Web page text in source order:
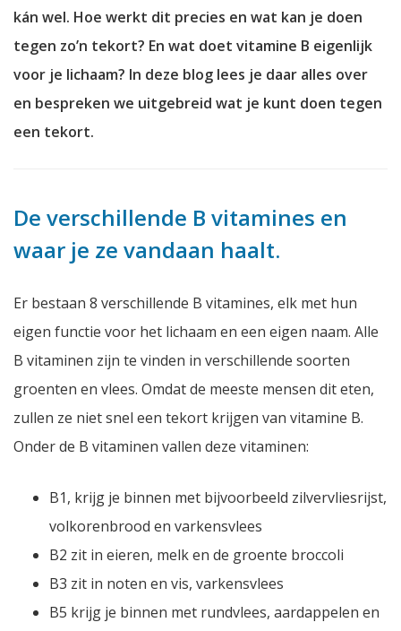
kán wel. Hoe werkt dit precies en wat kan je doen
tegen zo’n tekort? En wat doet vitamine B eigenlijk
voor je lichaam? In deze blog lees je daar alles over
en bespreken we uitgebreid wat je kunt doen tegen
een tekort.
De verschillende B vitamines en
waar je ze vandaan haalt.
Er bestaan 8 verschillende B vitamines, elk met hun
eigen functie voor het lichaam en een eigen naam. Alle
B vitaminen zijn te vinden in verschillende soorten
groenten en vlees. Omdat de meeste mensen dit eten,
zullen ze niet snel een tekort krijgen van vitamine B.
Onder de B vitaminen vallen deze vitaminen:
B1, krijg je binnen met bijvoorbeeld zilvervliesrijst,
volkorenbrood en varkensvlees
B2 zit in eieren, melk en de groente broccoli
B3 zit in noten en vis, varkensvlees
B5 krijg je binnen met rundvlees, aardappelen en